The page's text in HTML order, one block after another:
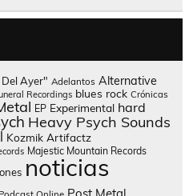
Ayer" Adelantos Alternative
Recordings blues rock Crónicas
EP Experimental hard
Heavy Psych Sounds
Kozmik Artifactz
Majestic Mountain Records
noticias
Post Metal